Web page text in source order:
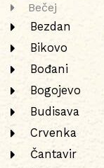
Bečej
Bezdan
Bikovo
Bođani
Bogojevo
Budisava
Crvenka
Čantavir